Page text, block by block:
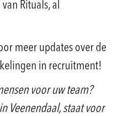
Rituals, al
meer updates over de
in recruitment!
voor uw team?
Veenendaal, staat voor